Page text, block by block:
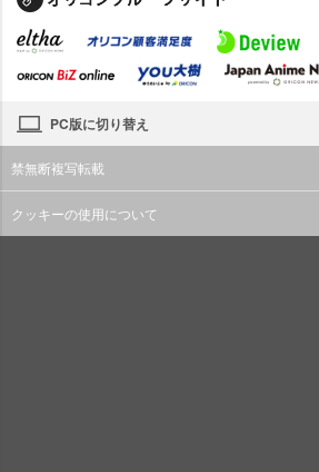
PC版に切り替え
禁無断複写転載
クッキーの使用について